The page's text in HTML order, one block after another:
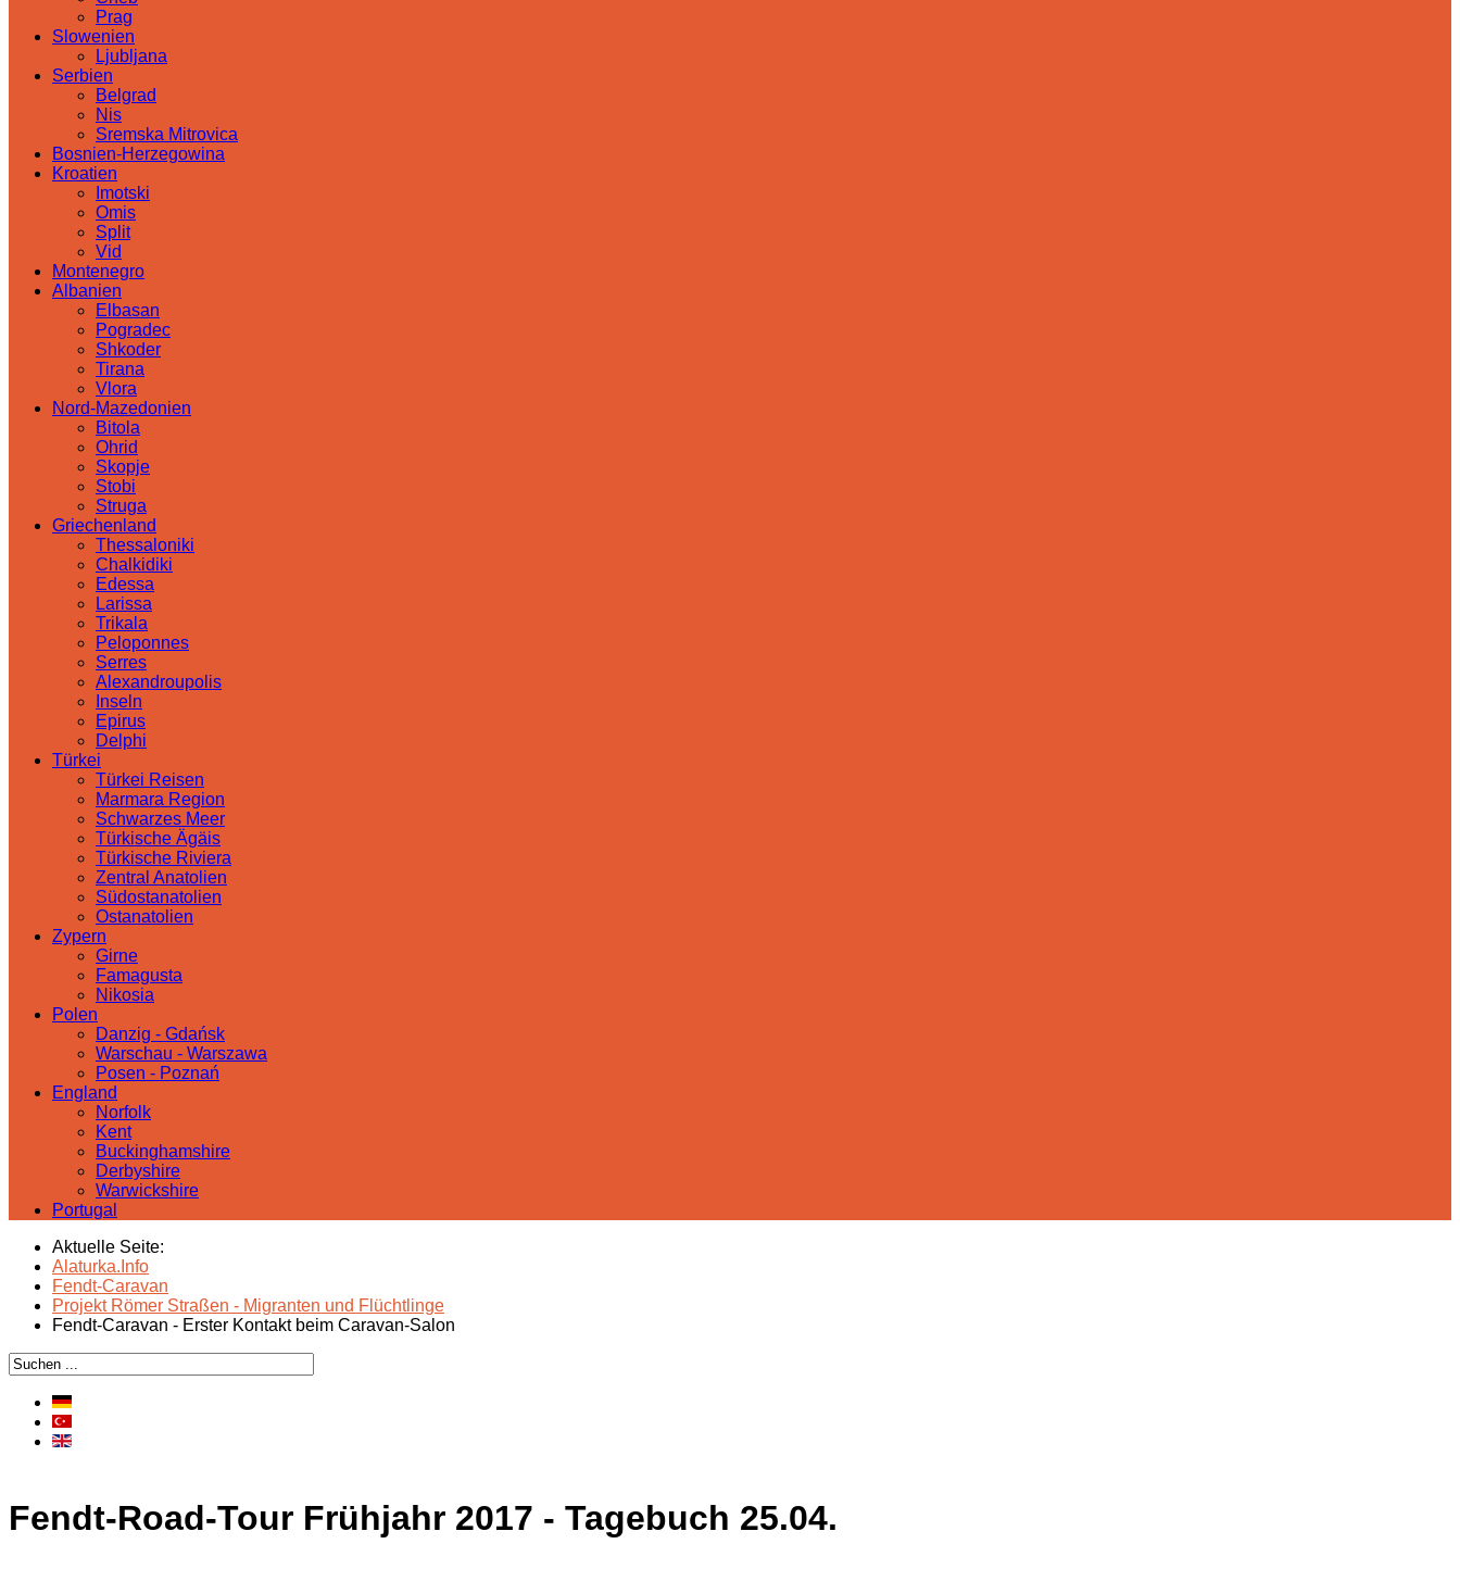
Prag
Slowenien
Ljubljana
Serbien
Belgrad
Nis
Sremska Mitrovica
Bosnien-Herzegowina
Kroatien
Imotski
Omis
Split
Vid
Montenegro
Albanien
Elbasan
Pogradec
Shkoder
Tirana
Vlora
Nord-Mazedonien
Bitola
Ohrid
Skopje
Stobi
Struga
Griechenland
Thessaloniki
Chalkidiki
Edessa
Larissa
Trikala
Peloponnes
Serres
Alexandroupolis
Inseln
Epirus
Delphi
Türkei
Türkei Reisen
Marmara Region
Schwarzes Meer
Türkische Ägäis
Türkische Riviera
Zentral Anatolien
Südostanatolien
Ostanatolien
Zypern
Girne
Famagusta
Nikosia
Polen
Danzig - Gdańsk
Warschau - Warszawa
Posen - Poznań
England
Norfolk
Kent
Buckinghamshire
Derbyshire
Warwickshire
Portugal
Aktuelle Seite:
Alaturka.Info
Fendt-Caravan
Projekt Römer Straßen - Migranten und Flüchtlinge
Fendt-Caravan - Erster Kontakt beim Caravan-Salon
Fendt-Road-Tour Frühjahr 2017 - Tagebuch 25.04.